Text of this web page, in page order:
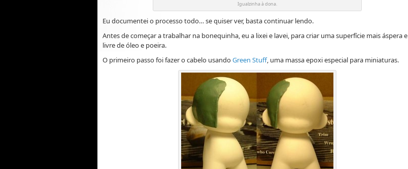
Igualzinha à dona.
Eu documentei o processo todo… se quiser ver, basta continuar lendo.
Antes de começar a trabalhar na bonequinha, eu a lixei e lavei, para criar uma superfície mais áspera e
livre de óleo e poeira.
O primeiro passo foi fazer o cabelo usandoGreen Stuff, uma massa epoxi especial para miniaturas.